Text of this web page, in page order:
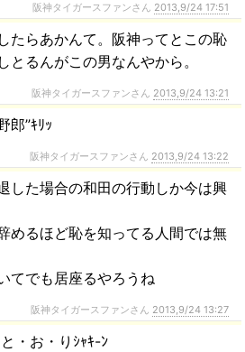
阪神タイガースファンさん 2013,9/24 17:51
たらあかんて。阪神ってとこの恥
とるんがこの男なんやから。
阪神タイガースファンさん 2013,9/24 13:21
郎”ｷﾘｯ
阪神タイガースファンさん 2013,9/24 13:22
した場合の和田の行動しか今は興
めるほど恥を知ってる人間では無
てでも居座るやろうね
阪神タイガースファンさん 2013,9/24 13:27
・お・りｼｬｷ-ﾝ